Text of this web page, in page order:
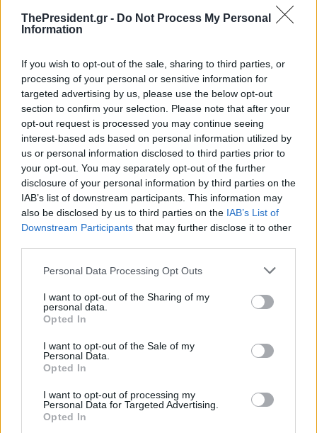
ThePresident.gr - Do Not Process My Personal
Information
If you wish to opt-out of the sale, sharing to third parties, or
processing of your personal or sensitive information for
targeted advertising by us, please use the below opt-out
section to confirm your selection. Please note that after your
opt-out request is processed you may continue seeing
interest-based ads based on personal information utilized by
us or personal information disclosed to third parties prior to
your opt-out. You may separately opt-out of the further
disclosure of your personal information by third parties on the
IAB’s list of downstream participants. This information may
also be disclosed by us to third parties on the IAB’s List of
Downstream Participants that may further disclose it to other
Personal Data Processing Opt Outs
I want to opt-out of the Sharing of my
personal data.
Opted In
I want to opt-out of the Sale of my
Personal Data.
Opted In
I want to opt-out of processing my
Personal Data for Targeted Advertising.
Opted In